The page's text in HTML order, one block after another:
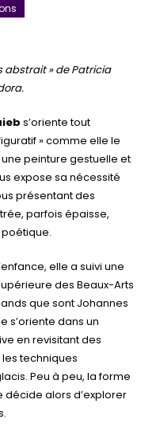
abstrait » de Patricia
s’oriente tout
» comme elle le
peinture gestuelle et
expose sa nécessité
présentant des
parfois épaisse,
elle a suivi une
des Beaux-Arts
que sont Johannes
s’oriente dans un
en revisitant des
techniques
Peu à peu, la forme
décide alors d’explorer